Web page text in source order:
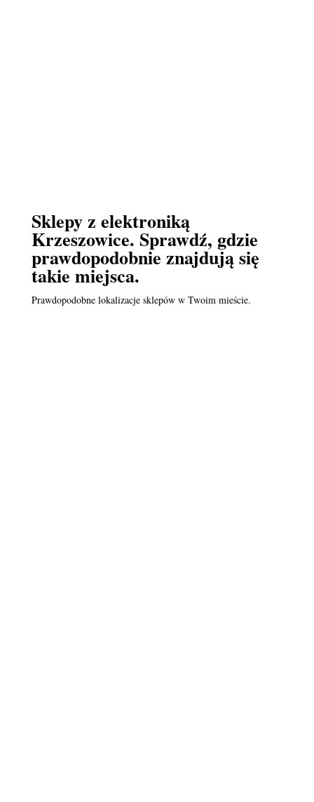
Sklepy z elektroniką
Krzeszowice. Sprawdź, gdzie
prawdopodobnie znajdują się
takie miejsca.
Prawdopodobne lokalizacje sklepów w Twoim mieście.